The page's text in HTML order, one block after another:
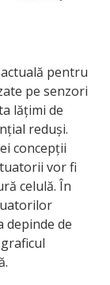
pentru
pe senzori
lățimi de
reduși.
concepții
vor fi
celulă. În
depinde de